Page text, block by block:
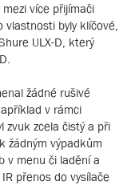
více přijímači
byly klíčové,
ULX-D, který
žádné rušivé
v rámci
zvuk zcela čistý a při
žádným výpadkům
v menu či ladění a
přenos do vysílače